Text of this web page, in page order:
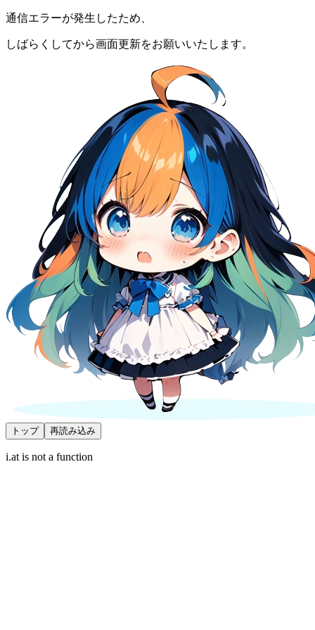
通信エラーが発生したため、
しばらくしてから画面更新をお願いいたします。
トップ 再読み込み
i.at is not a function